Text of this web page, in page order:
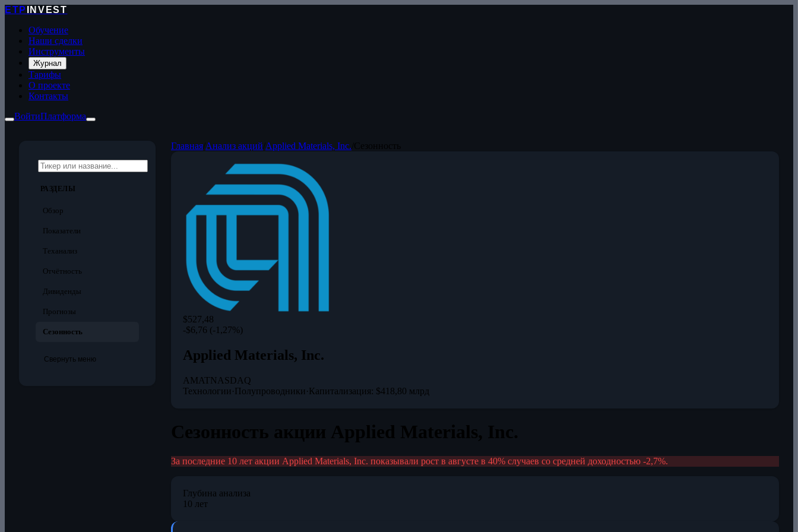
ETP
INVEST
Обучение
Наши сделки
Инструменты
Журнал
Тарифы
О проекте
Контакты
ВойтиПлатформа
РАЗДЕЛЫ
Обзор
Показатели
Теханализ
Отчётность
Дивиденды
Прогнозы
Сезонность
Свернуть меню
Главная/ Анализ акций Applied Materials, Inc.
$527,48
-$6,76 (-1,27%)
Applied Materials, Inc.
AMATNASDAQ
Технологии·Полупроводники·Капитализация: $418,80 млрд
За последние 10 лет акции Applied Materials, Inc. показывали рост в августе в 40% случаев со средней доходностью -2,7%.
Глубина анализа
10 лет